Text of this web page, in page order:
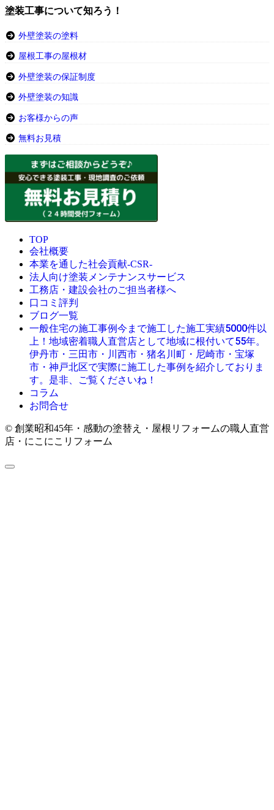
塗装工事について知ろう！
外壁塗装の塗料
屋根工事の屋根材
外壁塗装の保証制度
外壁塗装の知識
お客様からの声
無料お見積
TOP
会社概要
本業を通した社会貢献-CSR-
法人向け塗装メンテナンスサービス
工務店・建設会社のご担当者様へ
口コミ評判
ブログ一覧
一般住宅の施工事例今まで施工した施工実績5000件以
上！地域密着職人直営店として地域に根付いて55年。
伊丹市・三田市・川西市・猪名川町・尼崎市・宝塚
市・神戸北区で実際に施工した事例を紹介しておりま
す。是非、ご覧くださいね！
コラム
お問合せ
© 創業昭和45年・感動の塗替え・屋根リフォームの職人直営
店・にこにこリフォーム